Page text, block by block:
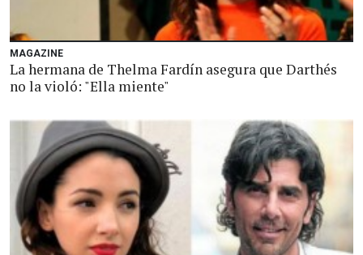
MAGAZINE
La hermana de Thelma Fardín asegura que Darthés
no la violó: "Ella miente"